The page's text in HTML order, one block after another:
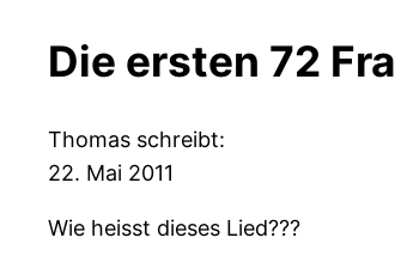
Die ersten 72
Thomas schreibt:
22. Mai 2011
Wie heisst dieses Lied???